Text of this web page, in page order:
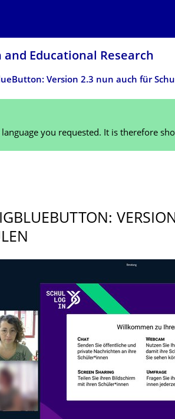
Educational Research
Version 2.3 nun auch für
you requested. It is therefore